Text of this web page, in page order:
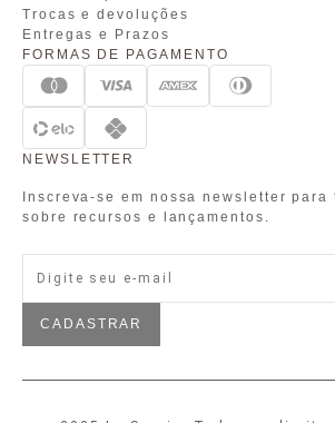
Trocas e devoluções
Entregas e Prazos
FORMAS DE PAGAMENTO
NEWSLETTER
Inscreva-se em nossa newsletter
sobre recursos e lançamentos.
CADASTRAR